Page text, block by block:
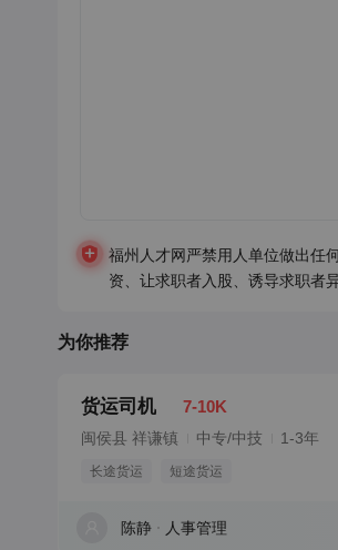
福州人才网严禁用人单位做出任
资、让求职者入股、诱导求职者
为你推荐
货运司机 7-10K
闽侯县 祥谦镇 中专/中技 1-3年
长途货运 短途货运
陈静 人事管理